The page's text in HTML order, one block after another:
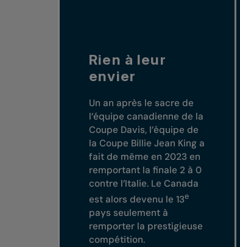
Rien à leur
envier
Un an après le sacre de
l’équipe canadienne de la
Coupe Davis, l’équipe de
la Coupe Billie Jean King a
fait de même en 2023 en
remportant la finale 2 à 0
contre l’Italie. Le Canada
est alors devenu le 13e
pays seulement à
remporter la prestigieuse
compétition.